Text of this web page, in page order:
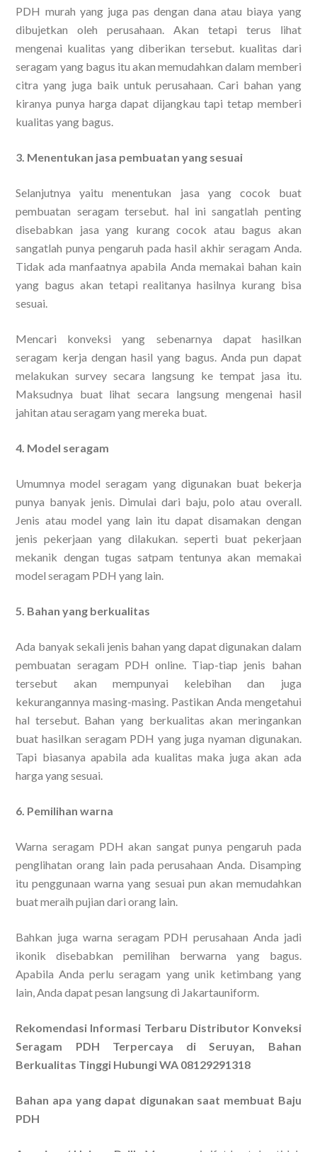
PDH murah yang juga pas dengan dana atau biaya yang
dibujetkan oleh perusahaan. Akan tetapi terus lihat
mengenai kualitas yang diberikan tersebut. kualitas dari
seragam yang bagus itu akan memudahkan dalam memberi
citra yang juga baik untuk perusahaan. Cari bahan yang
kiranya punya harga dapat dijangkau tapi tetap memberi
kualitas yang bagus.
3. Menentukan jasa pembuatan yang sesuai
Selanjutnya yaitu menentukan jasa yang cocok buat
pembuatan seragam tersebut. hal ini sangatlah penting
disebabkan jasa yang kurang cocok atau bagus akan
sangatlah punya pengaruh pada hasil akhir seragam Anda.
Tidak ada manfaatnya apabila Anda memakai bahan kain
yang bagus akan tetapi realitanya hasilnya kurang bisa
sesuai.
Mencari konveksi yang sebenarnya dapat hasilkan
seragam kerja dengan hasil yang bagus. Anda pun dapat
melakukan survey secara langsung ke tempat jasa itu.
Maksudnya buat lihat secara langsung mengenai hasil
jahitan atau seragam yang mereka buat.
4. Model seragam
Umumnya model seragam yang digunakan buat bekerja
punya banyak jenis. Dimulai dari baju, polo atau overall.
Jenis atau model yang lain itu dapat disamakan dengan
jenis pekerjaan yang dilakukan. seperti buat pekerjaan
mekanik dengan tugas satpam tentunya akan memakai
model seragam PDH yang lain.
5. Bahan yang berkualitas
Ada banyak sekali jenis bahan yang dapat digunakan dalam
pembuatan seragam PDH online. Tiap-tiap jenis bahan
tersebut akan mempunyai kelebihan dan juga
kekurangannya masing-masing. Pastikan Anda mengetahui
hal tersebut. Bahan yang berkualitas akan meringankan
buat hasilkan seragam PDH yang juga nyaman digunakan.
Tapi biasanya apabila ada kualitas maka juga akan ada
harga yang sesuai.
6. Pemilihan warna
Warna seragam PDH akan sangat punya pengaruh pada
penglihatan orang lain pada perusahaan Anda. Disamping
itu penggunaan warna yang sesuai pun akan memudahkan
buat meraih pujian dari orang lain.
Bahkan juga warna seragam PDH perusahaan Anda jadi
ikonik disebabkan pemilihan berwarna yang bagus.
Apabila Anda perlu seragam yang unik ketimbang yang
lain, Anda dapat pesan langsung di Jakartauniform.
Rekomendasi Informasi Terbaru Distributor Konveksi
Seragam PDH Terpercaya di Seruyan, Bahan
Berkualitas Tinggi Hubungi WA 08129291318
Bahan apa yang dapat digunakan saat membuat Baju
PDH